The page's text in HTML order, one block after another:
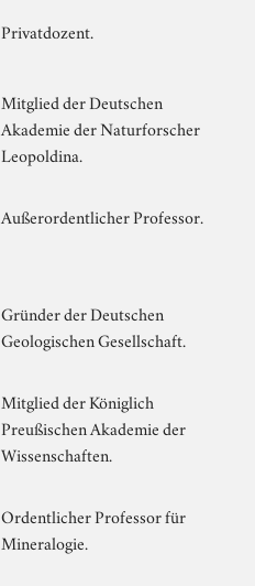
Privatdozent.
Mitglied der Deutschen
Akademie der Naturforscher
Leopoldina.
Außerordentlicher Professor.
Gründer der Deutschen
Geologischen Gesellschaft.
Mitglied der Königlich
Preußischen Akademie der
Wissenschaften.
Ordentlicher Professor für
Mineralogie.